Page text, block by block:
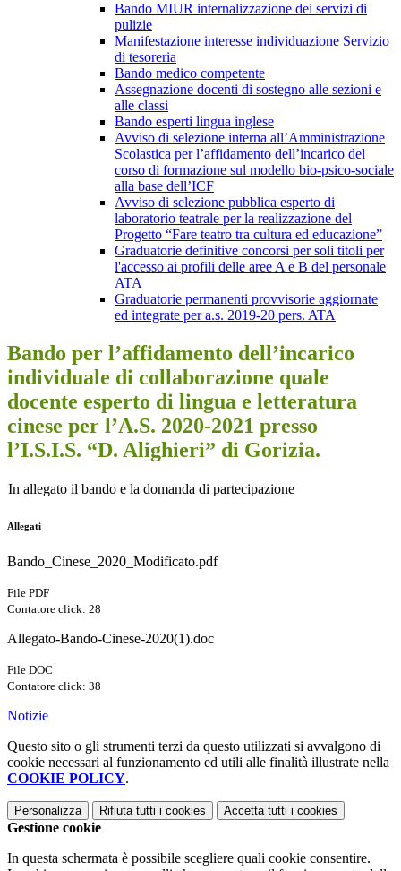
Bando MIUR internalizzazione dei servizi di
pulizie
Manifestazione interesse individuazione Servizio
di tesoreria
Bando medico competente
Assegnazione docenti di sostegno alle sezioni e
alle classi
Bando esperti lingua inglese
Avviso di selezione interna all’Amministrazione
Scolastica per l’affidamento dell’incarico del
corso di formazione sul modello bio-psico-sociale
alla base dell’ICF
Avviso di selezione pubblica esperto di
laboratorio teatrale per la realizzazione del
Progetto “Fare teatro tra cultura ed educazione”
Graduatorie definitive concorsi per soli titoli per
l'accesso ai profili delle aree A e B del personale
ATA
Graduatorie permanenti provvisorie aggiornate
ed integrate per a.s. 2019-20 pers. ATA
Bando per l’affidamento dell’incarico
individuale di collaborazione quale
docente esperto di lingua e letteratura
cinese per l’A.S. 2020-2021 presso
l’I.S.I.S. “D. Alighieri” di Gorizia.
In allegato il bando e la domanda di partecipazione
Allegati
Bando_Cinese_2020_Modificato.pdf
File PDF
Contatore click: 28
Allegato-Bando-Cinese-2020(1).doc
File DOC
Contatore click: 38
Notizie
Questo sito o gli strumenti terzi da questo utilizzati si avvalgono di
cookie necessari al funzionamento ed utili alle finalità illustrate nella
COOKIE POLICY.
Personalizza Rifiuta tutti i cookies Accetta tutti i cookies
Gestione cookie
In questa schermata è possibile scegliere quali cookie consentire.